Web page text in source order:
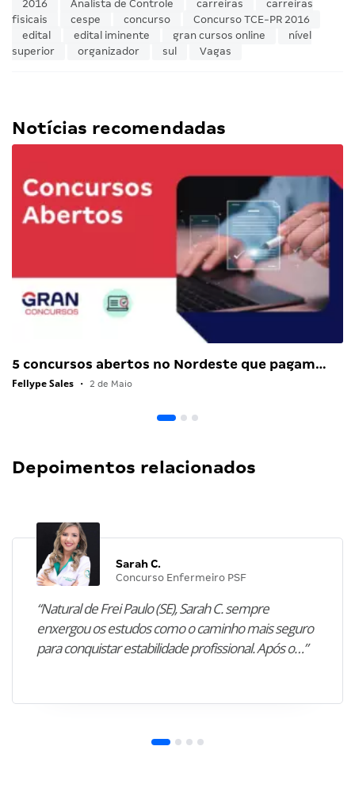
2016 Analista de Controle carreiras
carreiras
fisicais
cespe concurso
Concurso TCE-PR 2016
edital
edital iminente gran cursos online
nível
superior
organizador sul Vagas
Notícias recomendadas
5 concursos abertos no Nordeste que pagam…
Fellype Sales • 2 de Maio
Depoimentos relacionados
Sarah C.
Concurso Enfermeiro PSF
“Natural de Frei Paulo (SE), Sarah C. sempre
enxergou os estudos como o caminho mais seguro
para conquistar estabilidade profissional. Após o…”